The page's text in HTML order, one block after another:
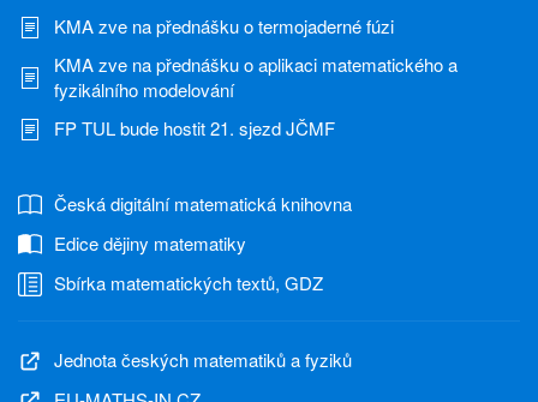
KMA zve na přednášku o termojaderné fúzi
KMA zve na přednášku o aplikaci matematického a
fyzikálního modelování
FP TUL bude hostit 21. sjezd JČMF
Česká digitální matematická knihovna
Edice dějiny matematiky
Sbírka matematických textů, GDZ
Jednota českých matematiků a fyziků